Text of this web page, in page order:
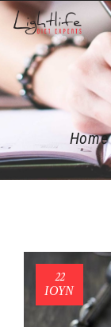
Home
22
ΙΟΎΝ